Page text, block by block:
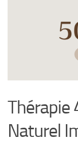
Thérapie
Naturel